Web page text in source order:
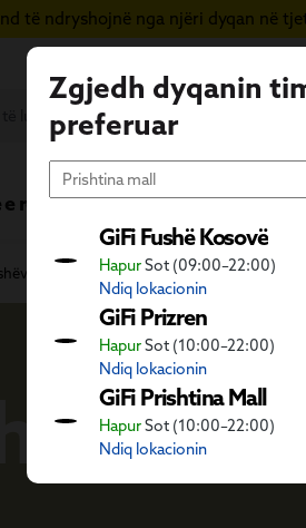
të ndryshojnë nga njëri dyqan në
Zgjedh dyqanin
preferuar
GiFi Fushë Kosovë
HapurSot (09:00–22:00)
Ndiq lokacionin
GiFi Prizren
HapurSot (10:00–22:00)
Ndiq lokacionin
GiFi Prishtina Mall
HapurSot (10:00–22:00)
Ndiq lokacionin
re Vera në GiFi Fletushka
Aktivitete në natyrë Pishina